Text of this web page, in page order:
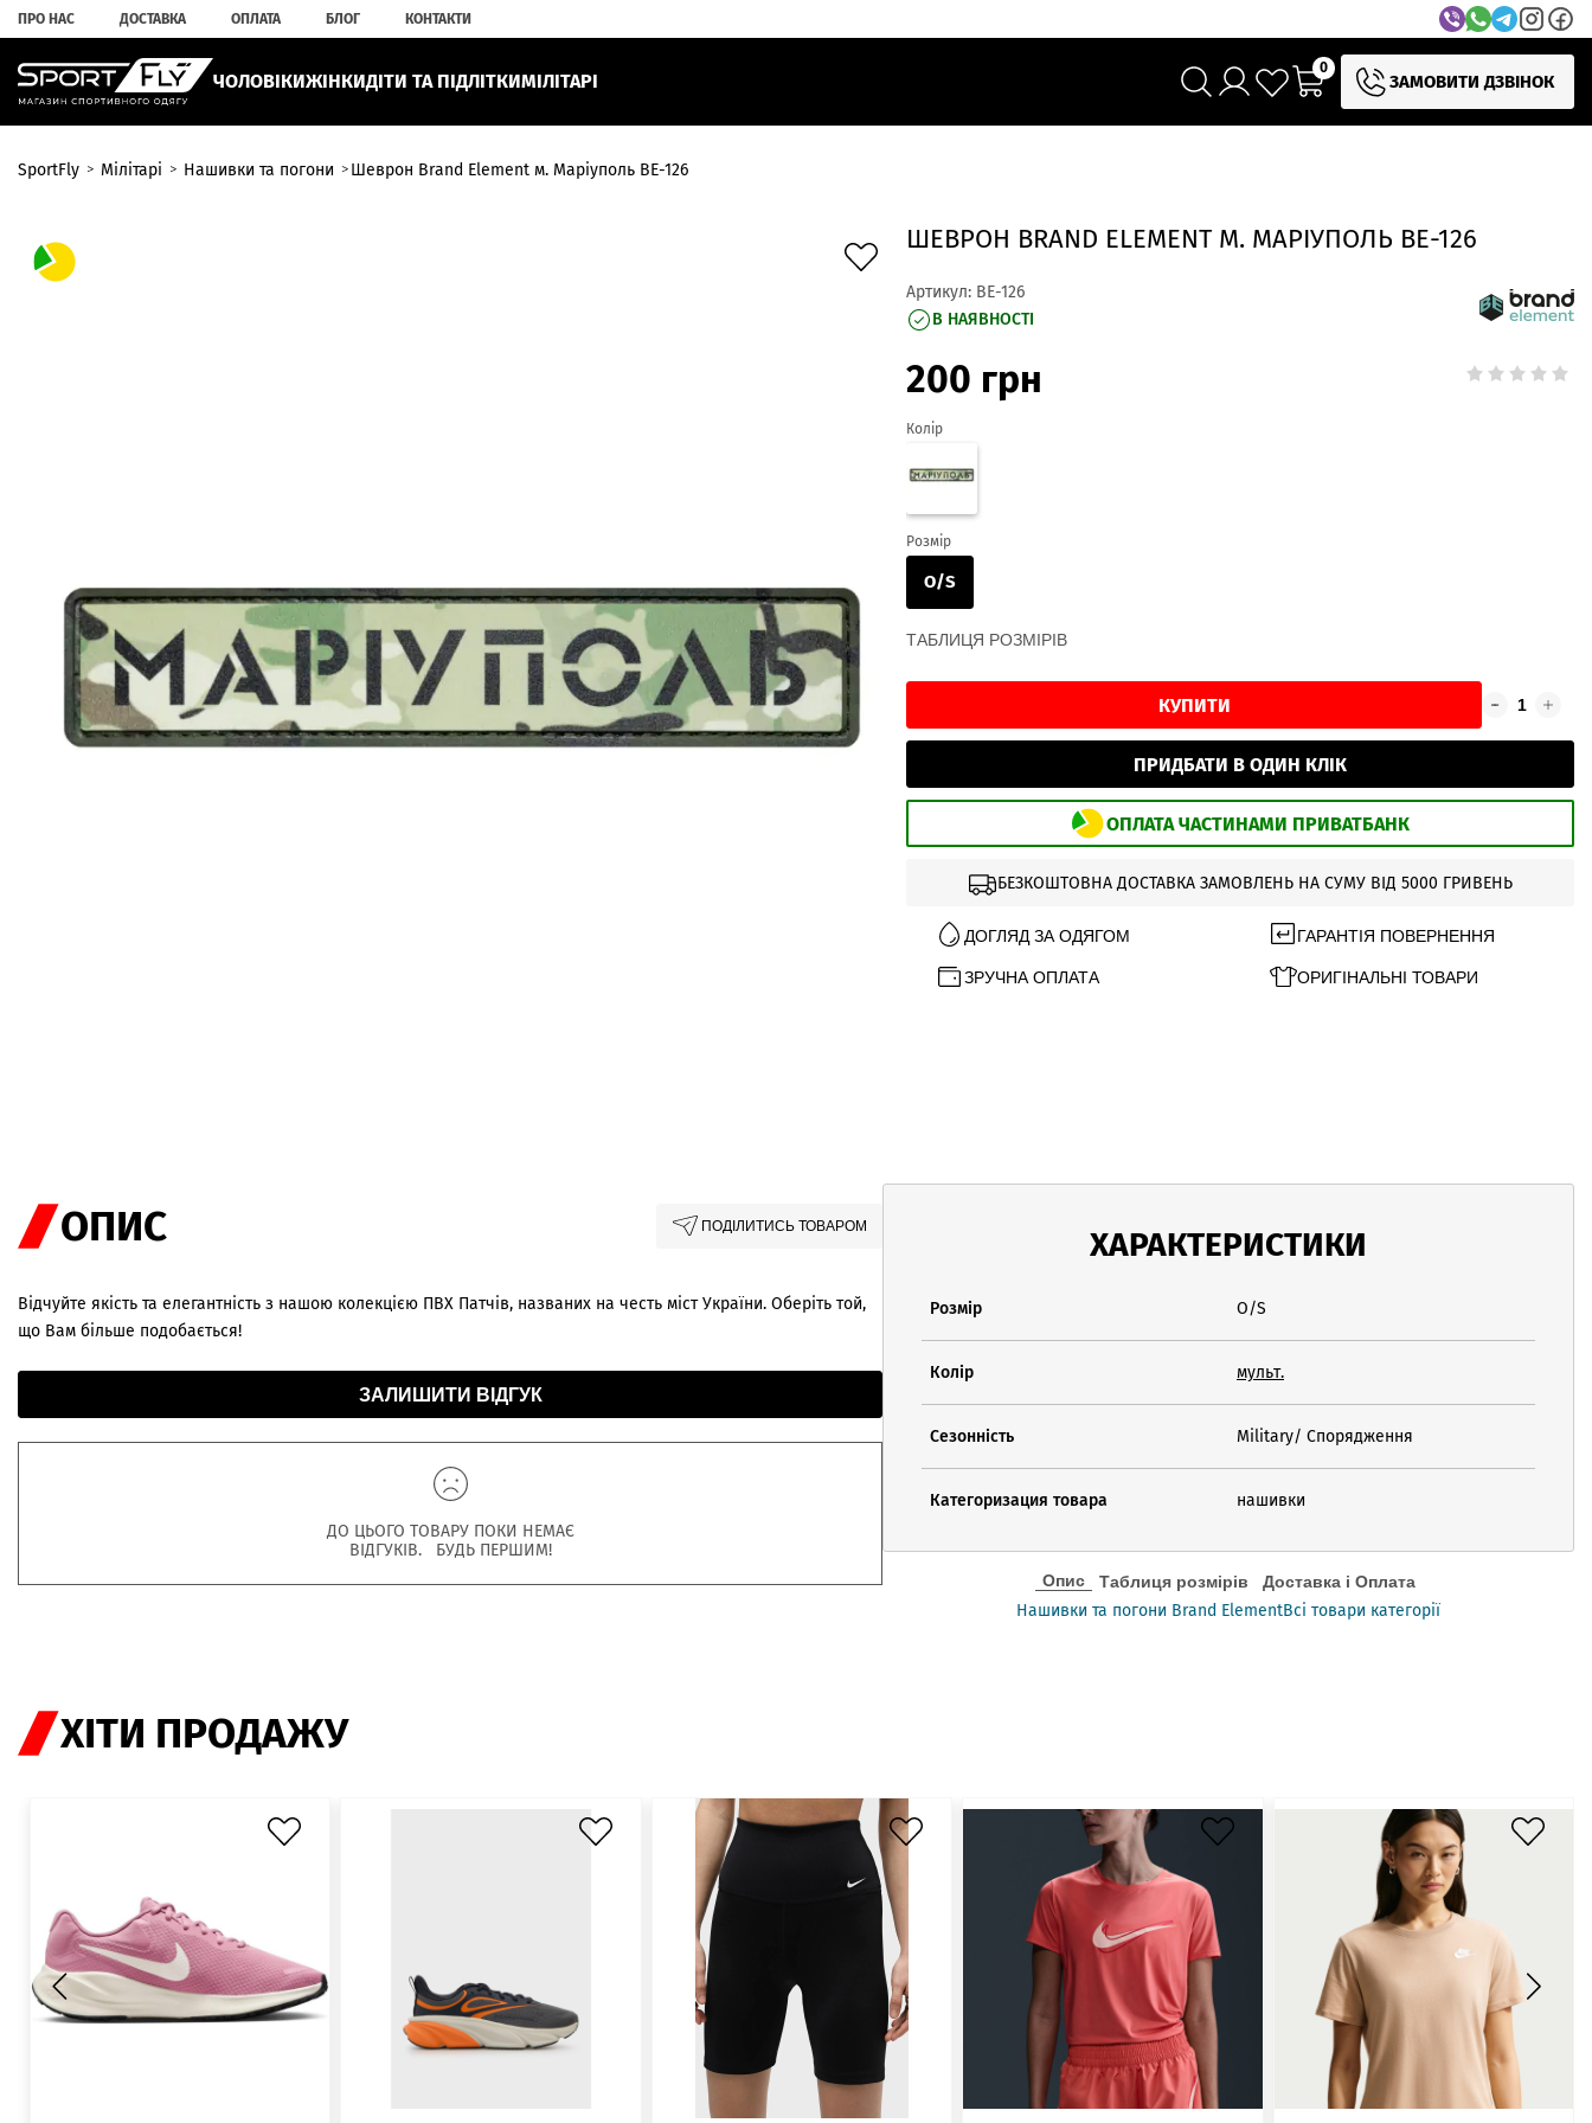
ПРО НАС ДОСТАВКА ОПЛАТА БЛОГ КОНТАКТИ
ЧОЛОВІКИЖІНКИДІТИ ТА ПІДЛІТКИМІЛІТАРІ
0
ЗАМОВИТИ ДЗВІНОК
SportFly Мілітарі Нашивки та погони Шеврон Brand Element м. Маріуполь BE-126
ШЕВРОН BRAND ELEMENT М. МАРІУПОЛЬ BE-126
Артикул: BE-126
В НАЯВНОСТІ
200 грн
Колір
Розмір
O/S
ТАБЛИЦЯ РОЗМІРІВ
КУПИТИ
ПРИДБАТИ В ОДИН КЛІК
ОПЛАТА ЧАСТИНАМИ ПРИВАТБАНК
БЕЗКОШТОВНА ДОСТАВКА ЗАМОВЛЕНЬ НА СУМУ ВІД 5000 ГРИВЕНЬ
ДОГЛЯД ЗА ОДЯГОМ ГАРАНТІЯ ПОВЕРНЕННЯ
ЗРУЧНА ОПЛАТА ОРИГІНАЛЬНІ ТОВАРИ
ОПИС ПОДІЛИТИСЬ ТОВАРОМ
Відчуйте якість та елегантність з нашою колекцією ПВХ Патчів, названих на честь міст України. Оберіть той,
що Вам більше подобається!
ЗАЛИШИТИ ВІДГУК
ДО ЦЬОГО ТОВАРУ ПОКИ НЕМАЄ
ВІДГУКІВ. БУДЬ ПЕРШИМ!
ХАРАКТЕРИСТИКИ
Розмір O/S
Колір мульт.
Сезонність Military/ Спорядження
Категоризация товара нашивки
Опис Таблиця розмірів Доставка і Оплата
Нашивки та погони Brand ElementВсі товари категорії
ХІТИ ПРОДАЖУ